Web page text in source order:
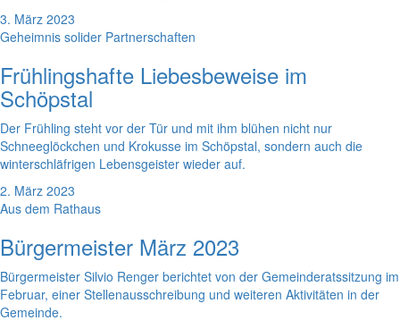
3. März 2023
Geheimnis solider Partnerschaften
Frühlingshafte Liebesbeweise im
Schöpstal
Der Frühling steht vor der Tür und mit ihm blühen nicht nur
Schneeglöckchen und Krokusse im Schöpstal, sondern auch die
winterschläfrigen Lebensgeister wieder auf.
2. März 2023
Aus dem Rathaus
Bürgermeister März 2023
Bürgermeister Silvio Renger berichtet von der Gemeinderatssitzung im
Februar, einer Stellenausschreibung und weiteren Aktivitäten in der
Gemeinde.